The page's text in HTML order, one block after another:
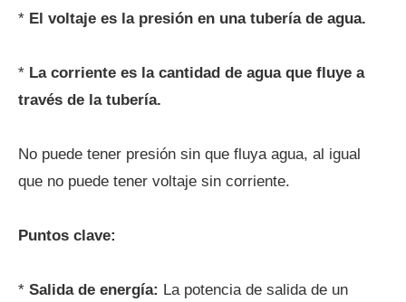
* El voltaje es la presión en una tubería de agua.
* La corriente es la cantidad de agua que fluye a
través de la tubería.
No puede tener presión sin que fluya agua, al igual
que no puede tener voltaje sin corriente.
Puntos clave:
* Salida de energía: La potencia de salida de un